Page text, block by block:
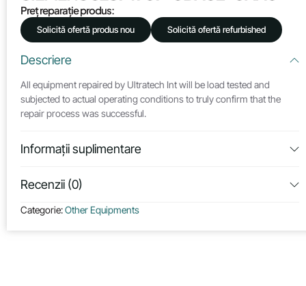
Preț reparație produs:
Solicită ofertă produs nou Solicită ofertă refurbished
Descriere
All equipment repaired by Ultratech Int will be load tested and
subjected to actual operating conditions to truly confirm that the
repair process was successful.
Informații suplimentare
Recenzii (0)
Categorie:Other Equipments